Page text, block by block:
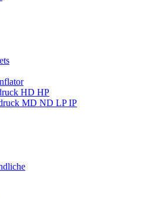
HD HP
MD ND LP IP